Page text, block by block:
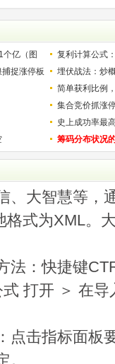
个亿（图
复利计算公式
少？
捉涨停板
埋伏战法：炒
简单获利比例
用
集合竞价抓涨
史上成功率最
称选股法宝！
筹码分布状况
、大智慧等，
格式为XML。
法：快捷键
打开 ＞ 在
点击指标面板